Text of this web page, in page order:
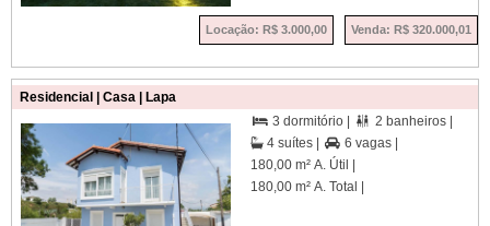
Venda: R$ 320.000,01
Locação: R$ 3.000,00
Residencial | Casa | Lapa
 3 dormitório |  2 banheiros |
4 suítes |  6 vagas |
180,00 m² A. Útil |
180,00 m² A. Total |